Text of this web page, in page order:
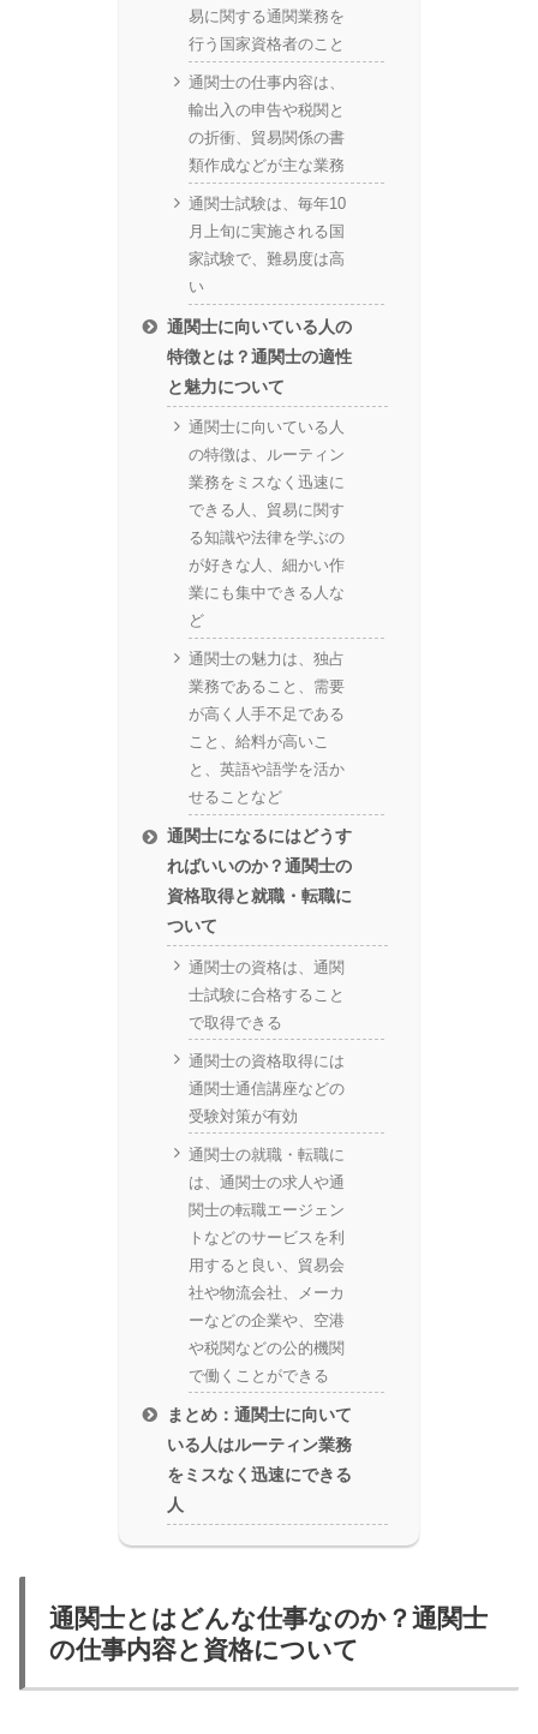
易に関する通関業務を
行う国家資格者のこと
通関士の仕事内容は、
輸出入の申告や税関と
の折衝、貿易関係の書
類作成などが主な業務
通関士試験は、毎年10
月上旬に実施される国
家試験で、難易度は高
い
通関士に向いている人の
特徴とは？通関士の適性
と魅力について
通関士に向いている人
の特徴は、ルーティン
業務をミスなく迅速に
できる人、貿易に関す
る知識や法律を学ぶの
が好きな人、細かい作
業にも集中できる人な
ど
通関士の魅力は、独占
業務であること、需要
が高く人手不足である
こと、給料が高いこ
と、英語や語学を活か
せることなど
通関士になるにはどうす
ればいいのか？通関士の
資格取得と就職・転職に
ついて
通関士の資格は、通関
士試験に合格すること
で取得できる
通関士の資格取得には
通関士通信講座などの
受験対策が有効
通関士の就職・転職に
は、通関士の求人や通
関士の転職エージェン
トなどのサービスを利
用すると良い、貿易会
社や物流会社、メーカ
ーなどの企業や、空港
や税関などの公的機関
で働くことができる
まとめ：通関士に向いて
いる人はルーティン業務
をミスなく迅速にできる
人
通関士とはどんな仕事なのか？通関士
の仕事内容と資格について